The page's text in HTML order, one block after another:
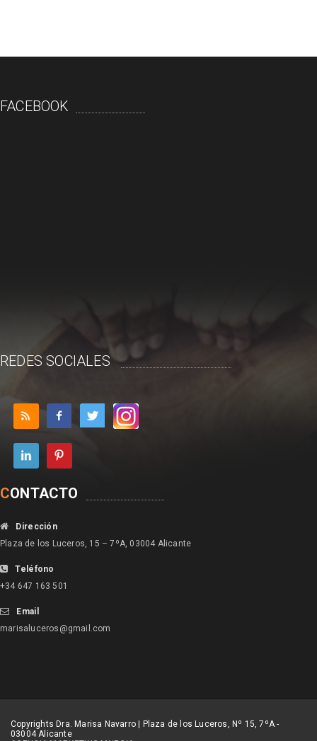
FACEBOOK
REDES SOCIALES
CONTACTO
Dirección
Plaza de los Luceros, 15 – 7ºA, 03004 Alicante
Teléfono
+34 647 163 501
Email
marisaluceros@gmail.com
Copyrights Dra. Marisa Navarro | Plaza de los Luceros, Nº 15, 7ºA -
03004 Alicante